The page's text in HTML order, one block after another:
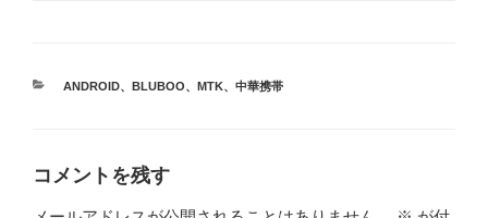
カ
ANDROID、 BLUBOO、 MTK、 中華携帯
コメントを残す